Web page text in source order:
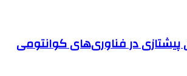
پیشتازی در فناوری‌های کوانتومی